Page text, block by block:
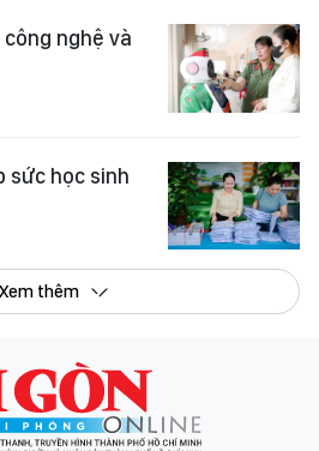
nghệ và
sức học sinh
Xem thêm